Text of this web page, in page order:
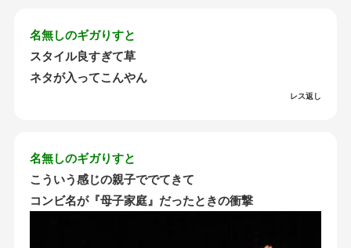
名無しのギガりすと
スタイル良すぎて草
ネタが入ってこんやん
レス返し
名無しのギガりすと
こういう感じの親子ででてきて
コンビ名が『母子家庭』だったときの衝撃